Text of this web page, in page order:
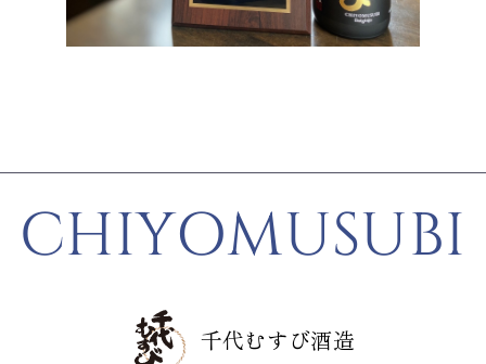
CHIYOMUSUBI
千代むすび酒造